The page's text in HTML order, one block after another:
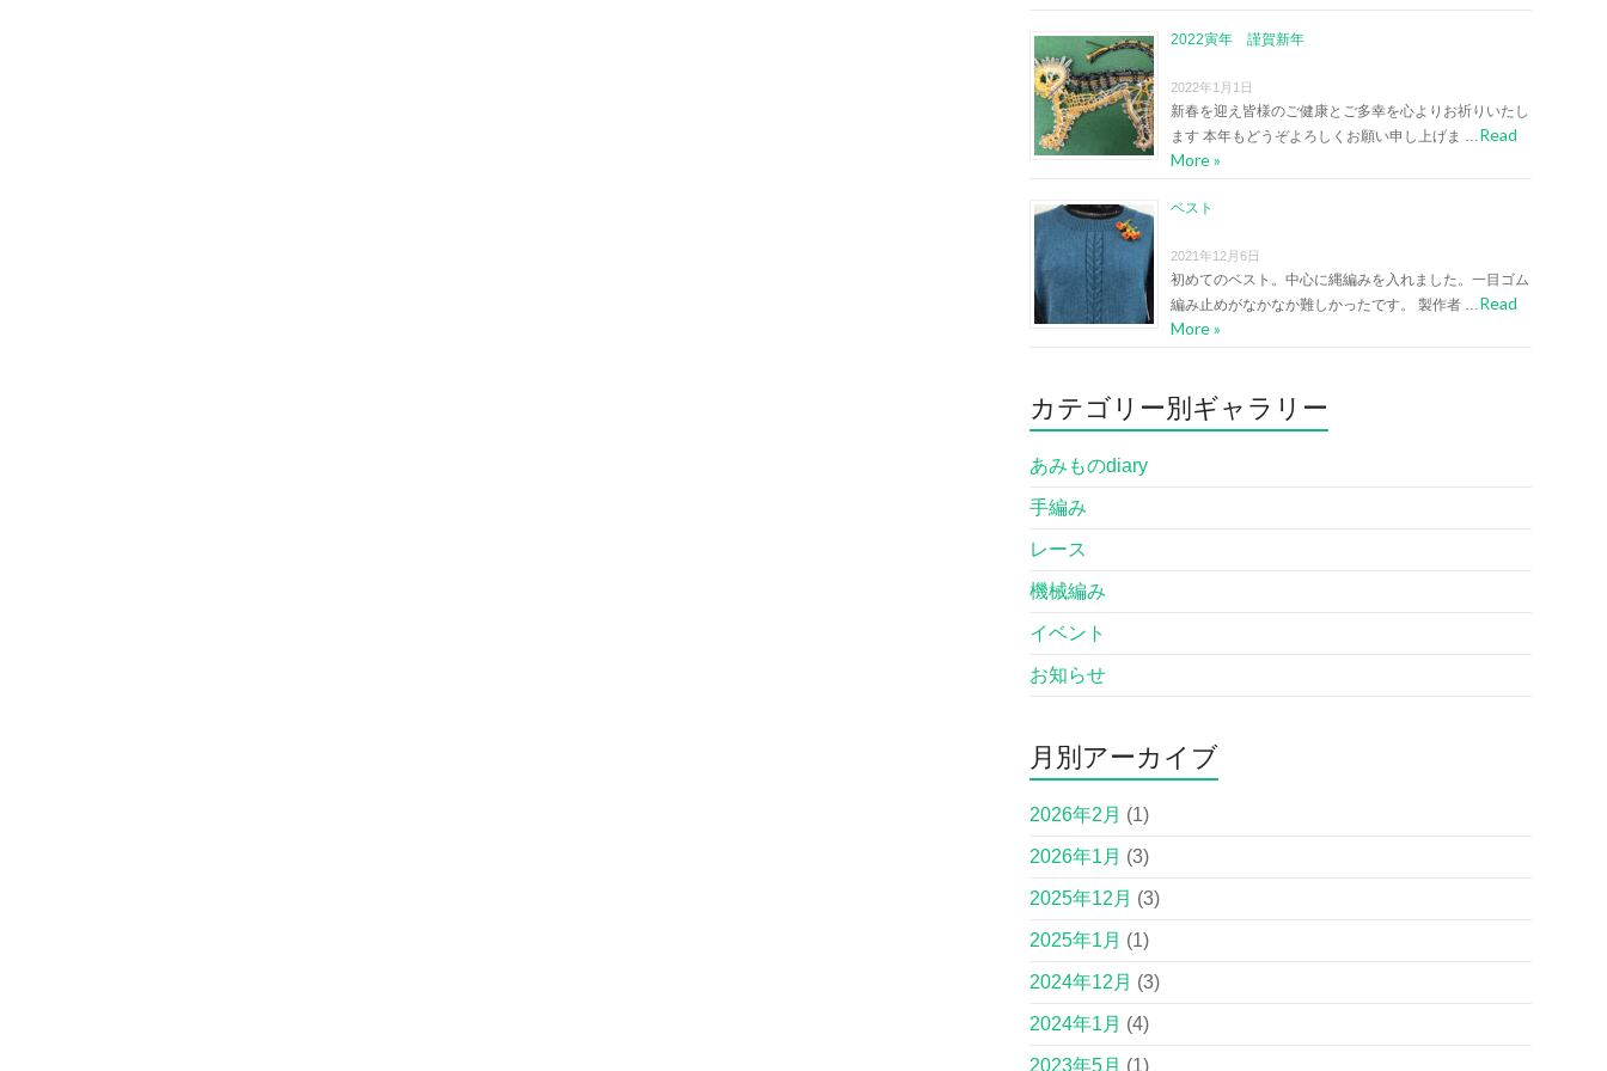
2022寅年 謹賀新年
2022年1月1日
新春を迎え皆様のご健康とご多幸を心よりお祈りいたし
ます 本年もどうぞよろしくお願い申し上げま …Read
More »
ベスト
2021年12月6日
初めてのベスト。中心に縄編みを入れました。一目ゴム
編み止めがなかなか難しかったです。 製作者 …Read
More »
カテゴリー別ギャラリー
あみものdiary
手編み
レース
機械編み
イベント
お知らせ
月別アーカイブ
2026年2月 (1)
2026年1月 (3)
2025年12月 (3)
2025年1月 (1)
2024年12月 (3)
2024年1月 (4)
2023年5月 (1)